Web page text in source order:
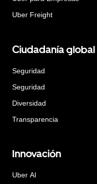
Uber Freight
Ciudadanía global
Seguridad
Seguridad
Diversidad
Transparencia
Innovación
Uber AI